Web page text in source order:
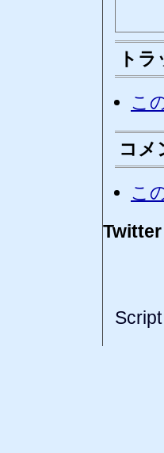
ト
こ
コメ
こ